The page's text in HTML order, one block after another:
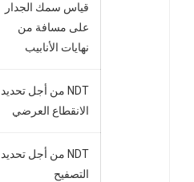
قياس سمك الجدار
على مسافة من
نهايات الأنابيب
NDT من أجل تحديد
الانقطاع العرضي
NDT من أجل تحديد
التصفيح